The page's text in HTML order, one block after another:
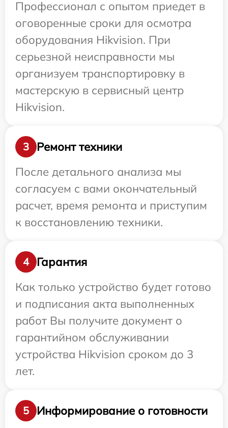
Профессионал с опытом приедет в
оговоренные сроки для осмотра
оборудования Hikvision. При
серьезной неисправности мы
организуем транспортировку в
мастерскую в сервисный центр
Hikvision.
3
Ремонт техники
После детального анализа мы
согласуем с вами окончательный
расчет, время ремонта и приступим
к восстановлению техники.
4
Гарантия
Как только устройство будет готово
и подписания акта выполненных
работ Вы получите документ о
гарантийном обслуживании
устройства Hikvision сроком до 3
лет.
5
Информирование о готовности